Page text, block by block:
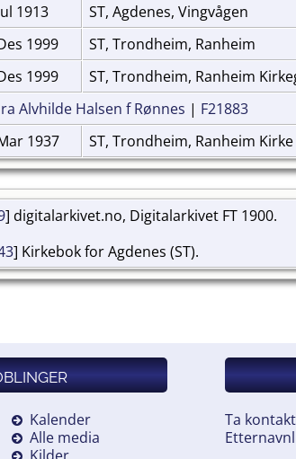
1913 ST, Agdenes, Vingvågen
1999 ST, Trondheim, Ranheim
1999 ST, Trondheim, Ranheim
Alvhilde Halsen f Rønnes | F21883
1937 ST, Trondheim, Ranheim Kirke
] digitalarkivet.no, Digitalarkivet FT 1900.
] Kirkebok for Agdenes (ST).
Kalender
Alle media
Ta kontakt